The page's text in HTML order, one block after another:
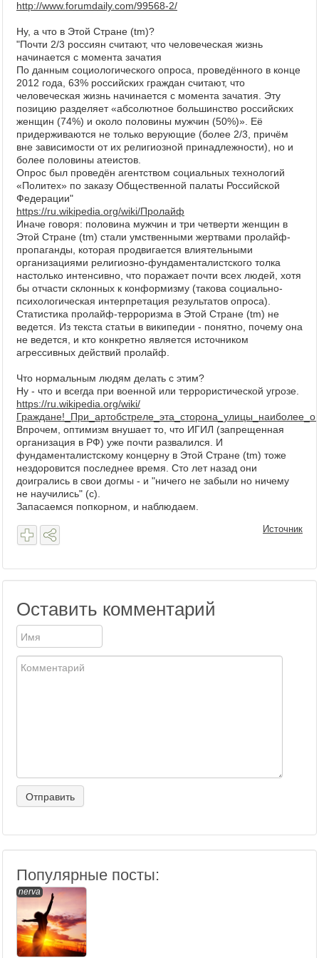
http://www.forumdaily.com/99568-2/
Ну, а что в Этой Стране (tm)?
"Почти 2/3 россиян считают, что человеческая жизнь
начинается с момента зачатия
По данным социологического опроса, проведённого в конце
2012 года, 63% российских граждан считают, что
человеческая жизнь начинается с момента зачатия. Эту
позицию разделяет «абсолютное большинство российских
женщин (74%) и около половины мужчин (50%)». Её
придерживаются не только верующие (более 2/3, причём
вне зависимости от их религиозной принадлежности), но и
более половины атеистов.
Опрос был проведён агентством социальных технологий
«Политех» по заказу Общественной палаты Российской
Федерации"
https://ru.wikipedia.org/wiki/Пролайф
Иначе говоря: половина мужчин и три четверти женщин в
Этой Стране (tm) стали умственными жертвами пролайф-
пропаганды, которая продвигается влиятельными
организациями религиозно-фундаменталистского толка
настолько интенсивно, что поражает почти всех людей, хотя
бы отчасти склонных к конформизму (такова социально-
психологическая интерпретация результатов опроса).
Статистика пролайф-терроризма в Этой Стране (tm) не
ведется. Из текста статьи в википедии - понятно, почему она
не ведется, и кто конкретно является источником
агрессивных действий пролайф.
Что нормальным людям делать с этим?
Ну - что и всегда при военной или террористической угрозе.
https://ru.wikipedia.org/wiki/
Впрочем, оптимизм внушает то, что ИГИЛ (запрещенная
организация в РФ) уже почти развалился. И
фундаменталистскому концерну в Этой Стране (tm) тоже
нездоровится последнее время. Сто лет назад они
доигрались в свои догмы - и "ничего не забыли но ничему
не научились" (с).
Запасаемся попкорном, и наблюдаем.
Источник
Оставить комментарий
Популярные посты:
nerva